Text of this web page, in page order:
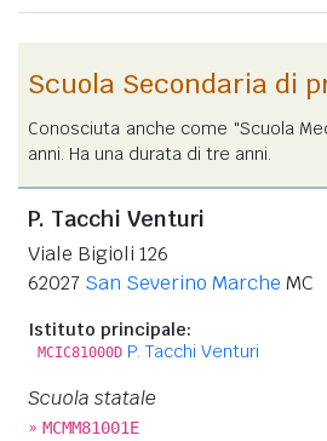
Scuola Secondaria di
Conosciuta anche come "Scuola
anni. Ha una durata di tre anni.
P. Tacchi Venturi
Viale Bigioli 126
62027 San Severino Marche MC
Istituto principale:
MCIC81000D P. Tacchi Venturi
Scuola statale
» MCMM81001E